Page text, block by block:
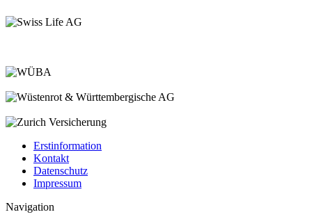
Erstinformation
Kontakt
Datenschutz
Impressum
Navigation